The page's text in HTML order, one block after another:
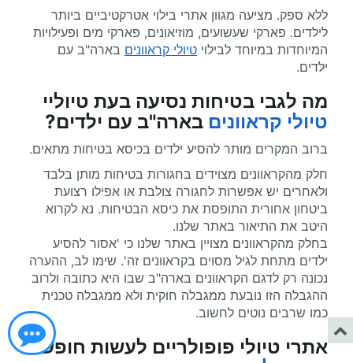
ללא ספק. מציעה מגוון אתרי בילוי אטרקטיביים ביותר
לילדים. פארקי שעשועים, מוזיאונים, פארקי מים ופעילויות
המיוחדות במיוחד לבילוי טיולי קראוונים בארה"ב עם
ילדים.
מה לגבי בטיחות נסיעה בעת טיוליי
טיולי קראוונים בארה"ב עם ילדים?
ברוב המקרים מותר להסיע ילדים בכיסא בטיחות מתאים.
חלק מהקראוונים מצוידים בחגורות בטיחות מותן בלבד
ולאחרים יש אפשרות לחגורה צולבת או אפילו רצועת
ביטחון אחורית התופסת את כיסא הבטיחות. נא לקרוא
היטב את התיאור באתר שלנו.
בחלק מהקראוונים מצויין באתר שלנו כי 'אסור להסיע
ילדים מתחת לגיל מסוים בקראוונים זה'. שימו לב, ההערה
נכונה רק לדגם הקראוונים בארה"ב שבו היא כתובה ולרוב
ההגבלה הזו נובעת ממגבלה חוקית ולא ממגבלה טכנית
כמו שרבים נוטים לחשוב.
אתרי טיולי פופולריים לעשות חופשה